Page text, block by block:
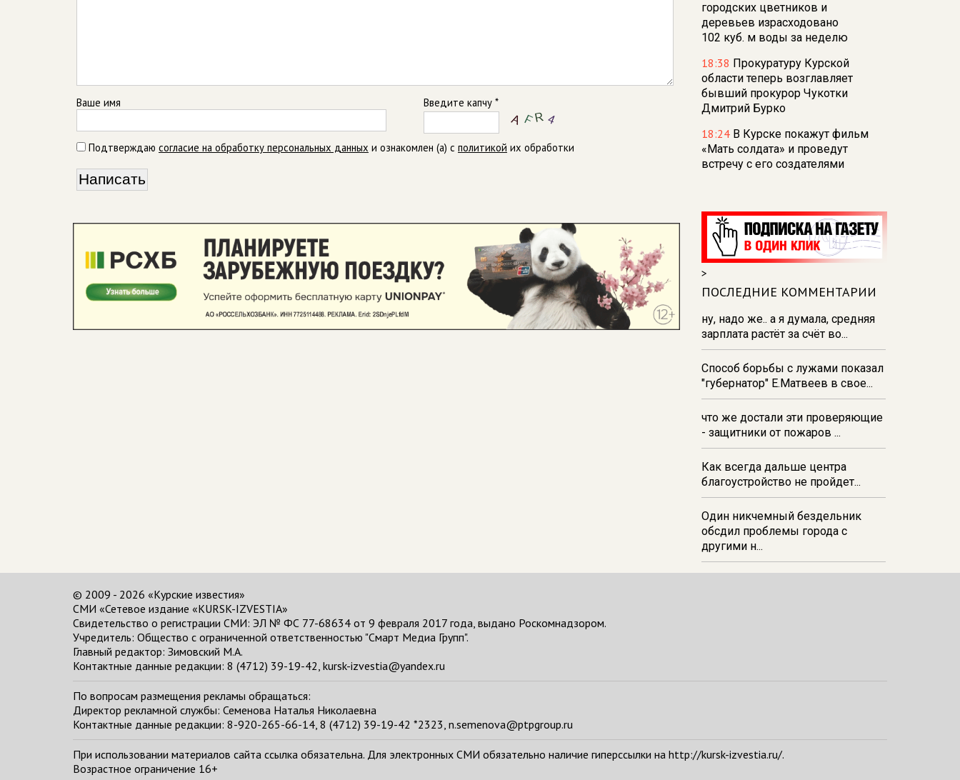
Ваше имя Введите капчу *
Подтверждаю согласие на обработку персональных данных и ознакомлен (а) с политикой их обработки
городских цветников и
деревьев израсходовано
102 куб. м воды за неделю
18:38 Прокуратуру Курской
области теперь возглавляет
бывший прокурор Чукотки
Дмитрий Бурко
18:24 В Курске покажут фильм
«Мать солдата» и проведут
встречу с его создателями
из‑за проблем с водоснабжением
17:23
В Курске установили две
камеры ПДД на превышение
скорости
16:55В Курске жителя
Тюменской области осудили за
незаконную перевозку
взрывчатки
16:47В Курске капремонт дорог
выполнен на 54%
>
ПОСЛЕДНИЕ КОММЕНТАРИИ
ну, надо же.. а я думала, средняя
зарплата растёт за счёт во...
Способ борьбы с лужами показал
"губернатор" Е.Матвеев в свое...
что же достали эти проверяющие
- защитники от пожаров ...
Как всегда дальше центра
благоустройство не пройдет...
Один никчемный бездельник
обсдил проблемы города с
другими н...
© 2009 - 2026 «Курские известия»
СМИ «Сетевое издание «KURSK-IZVESTIA»
Свидетельство о регистрации СМИ: ЭЛ № ФС 77-68634 от 9 февраля 2017 года, выдано Роскомнадзором.
Учредитель: Общество с ограниченной ответственностью "Смарт Медиа Групп".
Главный редактор: Зимовский М.А.
Контактные данные редакции: 8 (4712) 39-19-42, kursk-izvestia@yandex.ru
По вопросам размещения рекламы обращаться:
Директор рекламной службы: Семенова Наталья Николаевна
Контактные данные редакции: 8-920-265-66-14, 8 (4712) 39-19-42 *2323, n.semenova@ptpgroup.ru
При использовании материалов сайта ссылка обязательна. Для электронных СМИ обязательно наличие гиперссылки на http://kursk-izvestia.ru/.
Возрастное ограничение 16+